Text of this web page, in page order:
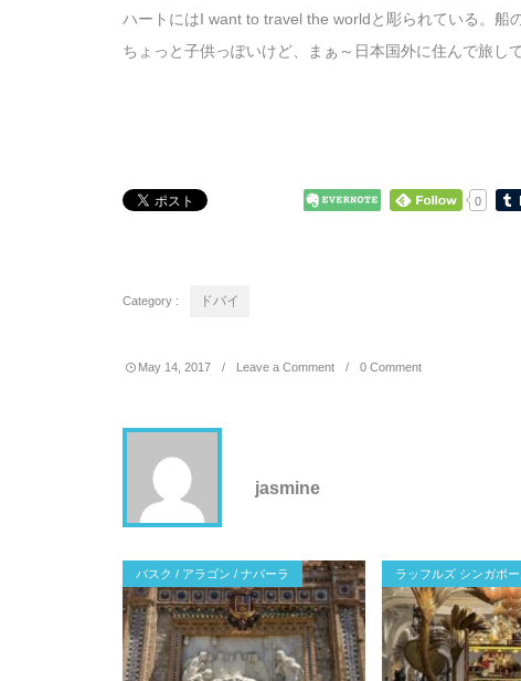
ハートにはI want to travel the worldと彫られている。船
ちょっと子供っぽいけど、まぁ～日本国外に住んで旅し
0
Category : ドバイ
May 14 ,2017 Leave a Comment 0 Comment
jasmine
バスク / アラゴン / ナバーラ ラッフルズ シンガポ